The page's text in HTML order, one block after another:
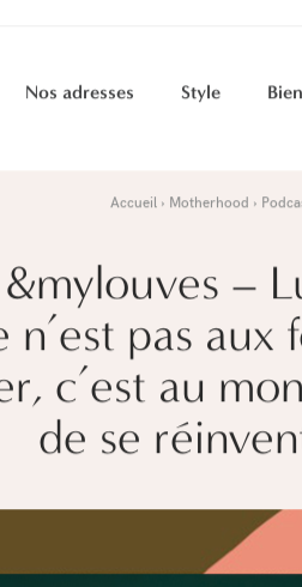
Nos adresses Style
Accueil Motherhood
–
n’est pas aux
c’est au
de se